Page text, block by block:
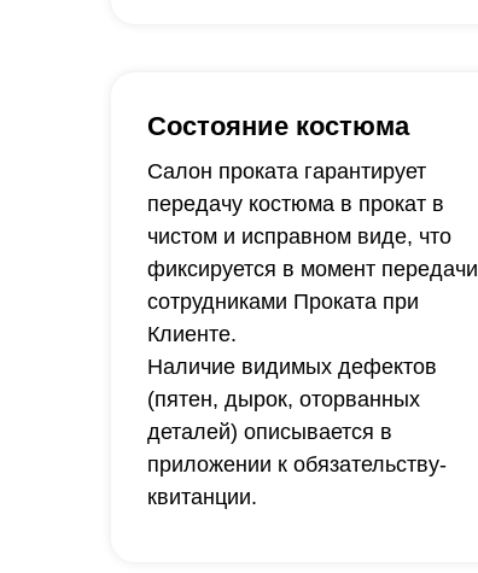
Состояние костюма
Салон проката гарантирует
передачу костюма в прокат в
чистом и исправном виде, что
фиксируется в момент передачи
сотрудниками Проката при
Клиенте.
Наличие видимых дефектов
(пятен, дырок, оторванных
деталей) описывается в
приложении к обязательству-
квитанции.